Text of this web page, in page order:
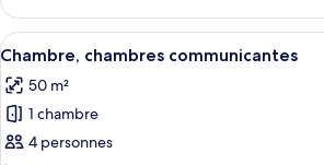
le
type
de
Suite
Premium
Afficher
toutes
les
photos
pour
Une
12
Chambre, chambres communicantes
50 m²
1 chambre
4 personnes